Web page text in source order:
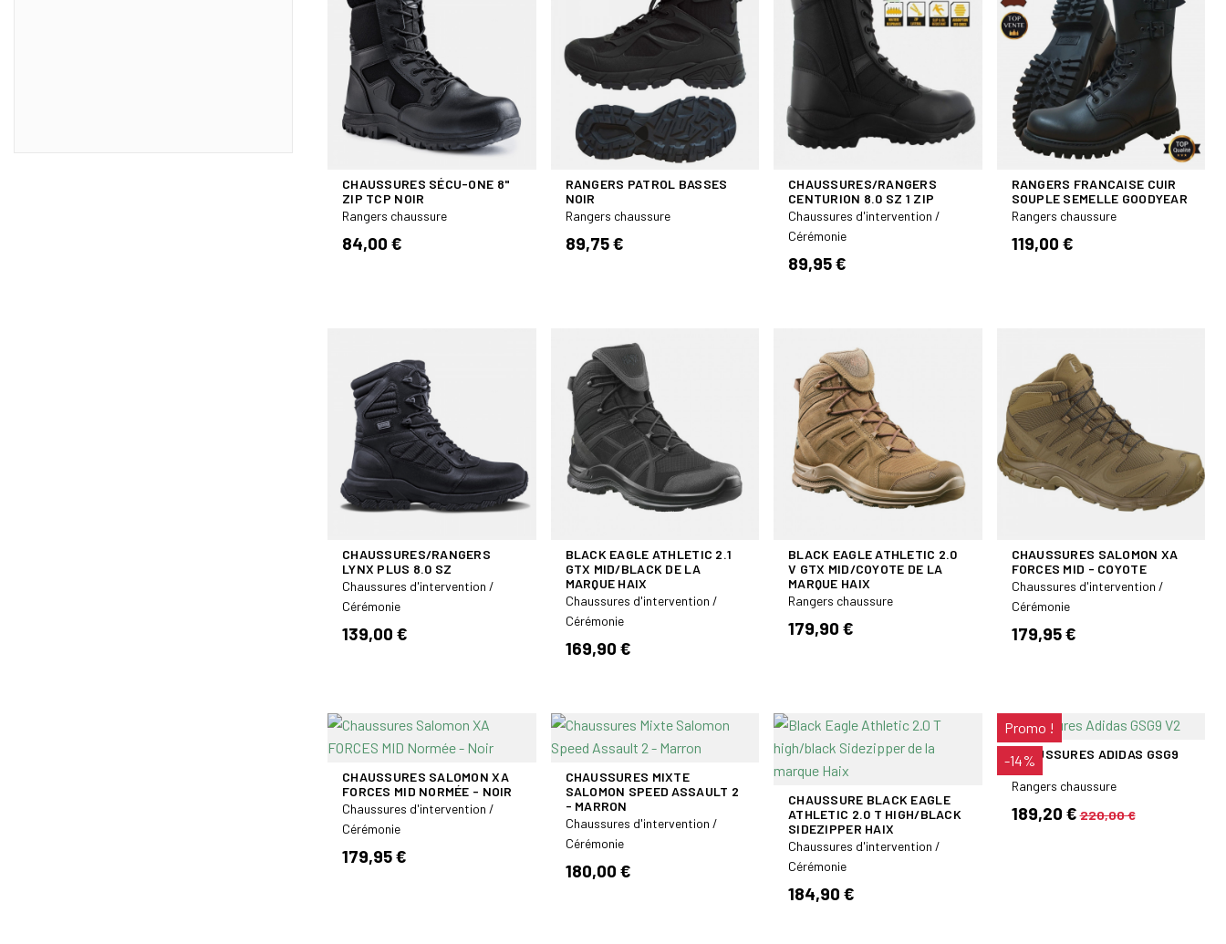
CHAUSSURES SÉCU-ONE 8"
ZIP TCP NOIR
Rangers chaussure
84,00 €
RANGERS PATROL BASSES
NOIR
Rangers chaussure
89,75 €
CHAUSSURES/RANGERS
CENTURION 8.0 SZ 1 ZIP
Chaussures d'intervention /
Cérémonie
89,95 €
RANGERS FRANCAISE CUIR
SOUPLE SEMELLE GOODYEAR
Rangers chaussure
119,00 €
CHAUSSURES/RANGERS
LYNX PLUS 8.0 SZ
Chaussures d'intervention /
Cérémonie
139,00 €
BLACK EAGLE ATHLETIC 2.1
GTX MID/BLACK DE LA
MARQUE HAIX
Chaussures d'intervention /
Cérémonie
169,90 €
BLACK EAGLE ATHLETIC 2.0
V GTX MID/COYOTE DE LA
MARQUE HAIX
Rangers chaussure
179,90 €
CHAUSSURES SALOMON XA
FORCES MID - COYOTE
Chaussures d'intervention /
Cérémonie
179,95 €
CHAUSSURES SALOMON XA
FORCES MID NORMÉE - NOIR
Chaussures d'intervention /
Cérémonie
179,95 €
CHAUSSURES MIXTE
SALOMON SPEED ASSAULT 2
- MARRON
Chaussures d'intervention /
Cérémonie
180,00 €
CHAUSSURE BLACK EAGLE
ATHLETIC 2.0 T HIGH/BLACK
SIDEZIPPER HAIX
Chaussures d'intervention /
Cérémonie
184,90 €
Promo !
-14%
CHAUSSURES ADIDAS GSG9
V2
Rangers chaussure
189,20 € 220,00 €